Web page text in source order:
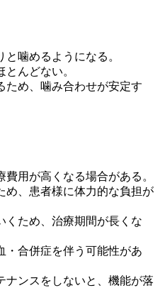
噛めるようになる。
んどない。
ため、噛み合わせが安定す
用が高くなる場合がある。
め、患者様に体力的な負担が
くため、治療期間が長くな
・合併症を伴う可能性があ
ナンスをしないと、機能が落